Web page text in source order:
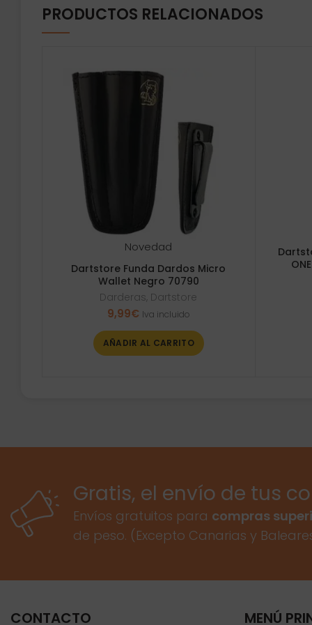
PRODUCTOS RELACIONADOS
Novedad
Dartstore Funda Dardos Micro
Wallet Negro 70790
Darderas, Dartstore
9,99€ Iva incluido
AÑADIR AL CARRITO
Gratis, el envío de tus
Envíos gratuitos para compras
de peso. (Excepto Canarias y
CONTACTO MENÚ